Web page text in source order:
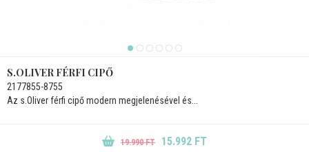
S.OLIVER FÉRFI CIPŐ
2177855-8755
Az s.Oliver férfi cipő modern megjelenésével és...
19.990 FT 15.992 FT